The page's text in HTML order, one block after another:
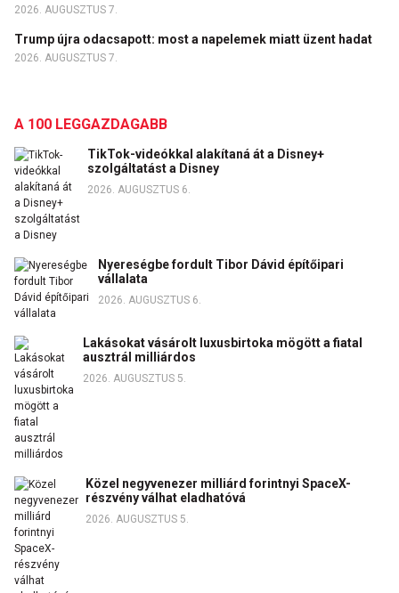
2026. AUGUSZTUS 7.
Trump újra odacsapott: most a napelemek miatt üzent hadat
2026. AUGUSZTUS 7.
A 100 LEGGAZDAGABB
TikTok-videókkal alakítaná át a Disney+
szolgáltatást a Disney
2026. AUGUSZTUS 6.
Nyereségbe fordult Tibor Dávid építőipari
vállalata
2026. AUGUSZTUS 6.
Lakásokat vásárolt luxusbirtoka mögött a fiatal
ausztrál milliárdos
2026. AUGUSZTUS 5.
Közel negyvenezer milliárd forintnyi SpaceX-
részvény válhat eladhatóvá
2026. AUGUSZTUS 5.